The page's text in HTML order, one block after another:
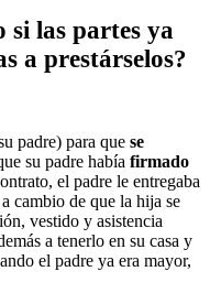
si las partes ya
a prestárselos?
padre) para que se
su padre había firmado
el padre le entregaba
a cambio de que la hija se
vestido y asistencia
a tenerlo en su casa y
el padre ya era mayor,